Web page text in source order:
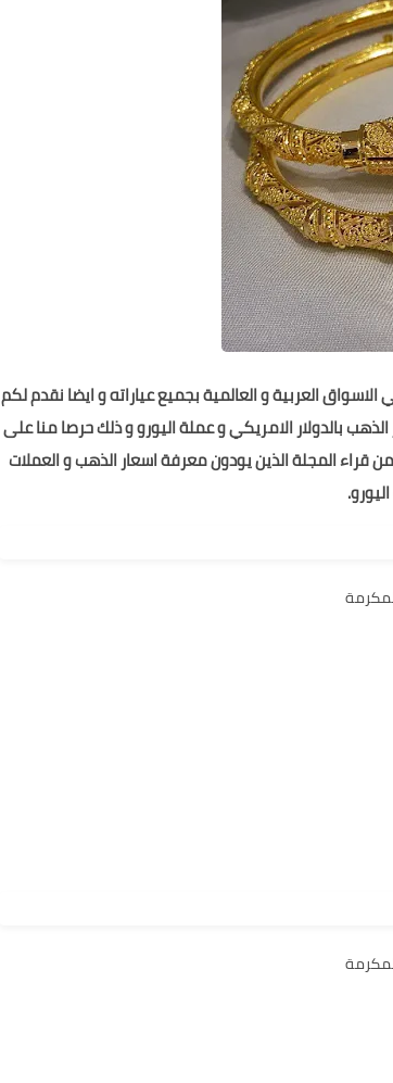
اليوم الخميس 10 نوفمبر في الاسواق العربية و العالمية بجميع عياراته و ايضا نقدم لكم
بالدولار الامريكي و عملة اليورو و ذلك حرصا منا على
قراء المجلة الذين يودون معرفة اسعار الذهب و العملات